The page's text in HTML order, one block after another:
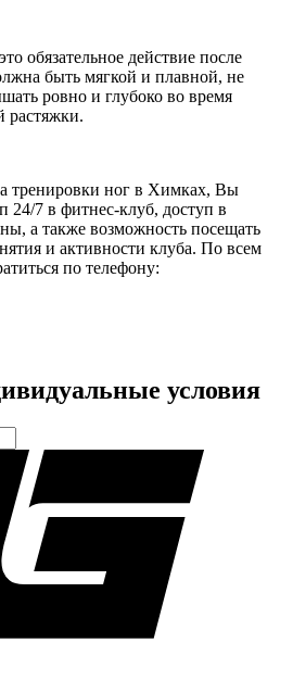
обязательное действие после
быть мягкой и плавной, не
ровно и глубоко во время
растяжки.
тренировки ног в Химках, Вы
24/7 в фитнес-клуб, доступ в
а также возможность посещать
и активности клуба. По всем
по телефону:
условия